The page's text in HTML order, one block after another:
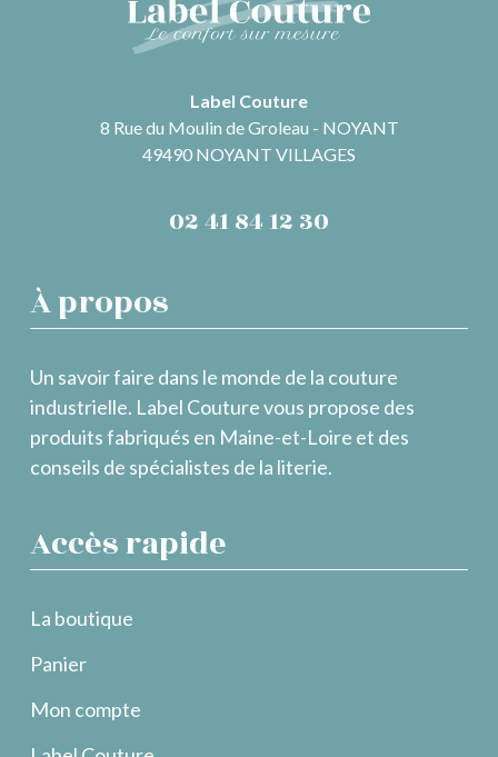
Label Couture
8 Rue du Moulin de Groleau - NOYANT
49490 NOYANT VILLAGES
02 41 84 12 30
À propos
Un savoir faire dans le monde de la couture
industrielle. Label Couture vous propose des
produits fabriqués en Maine-et-Loire et des
conseils de spécialistes de la literie.
Accès rapide
La boutique
Panier
Mon compte